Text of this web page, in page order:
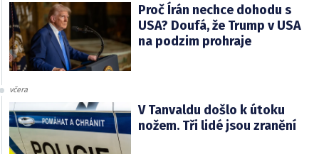
Proč Írán nechce dohodu s
USA? Doufá, že Trump v USA
na podzim prohraje
včera
V Tanvaldu došlo k útoku
nožem. Tři lidé jsou zranění